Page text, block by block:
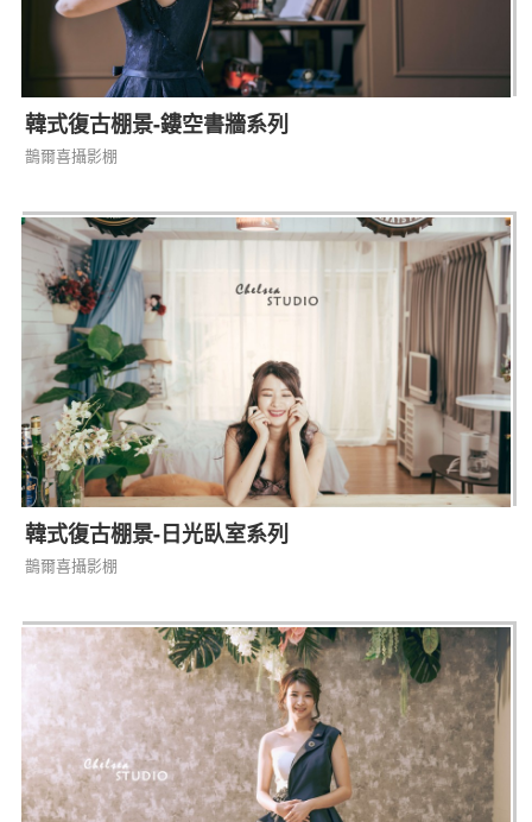
韓式復古棚景-鏤空書牆系列
鵲爾喜攝影棚
韓式復古棚景-日光臥室系列
鵲爾喜攝影棚